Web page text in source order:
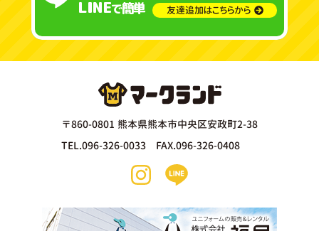
LINEで簡単 友達追加はこちらから
〒860-0801 熊本県熊本市中央区安政町2-38
TEL.096-326-0033 FAX.096-326-0408